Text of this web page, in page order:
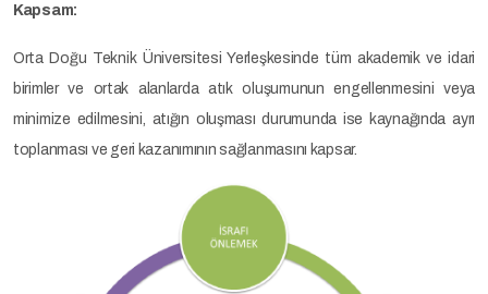
Kapsam:
Orta Doğu Teknik Üniversitesi Yerleşkesinde tüm akademik ve idari
birimler ve ortak alanlarda atık oluşumunun engellenmesini veya
minimize edilmesini, atığın oluşması durumunda ise kaynağında ayrı
toplanması ve geri kazanımının sağlanmasını kapsar.